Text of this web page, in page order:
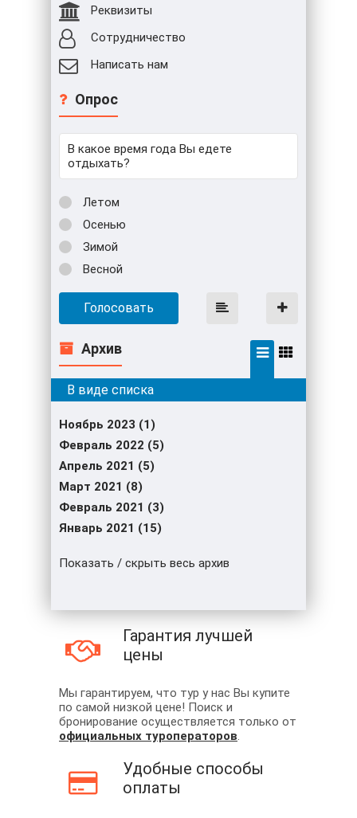
Реквизиты
Сотрудничество
Написать нам
Опрос
В какое время года Вы едете
отдыхать?
Летом
Осенью
Зимой
Весной
Голосовать
Архив
Ноябрь 2023 (1)
Февраль 2022 (5)
Апрель 2021 (5)
Март 2021 (8)
Февраль 2021 (3)
Январь 2021 (15)
Показать / скрыть весь архив
Гарантия лучшей
цены
Мы гарантируем, что тур у нас Вы купите
по самой низкой цене! Поиск и
бронирование осуществляется только от
официальных туроператоров.
Удобные способы
оплаты